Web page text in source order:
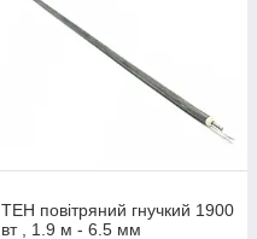
ТЕН повітряний гнучкий 1900
вт , 1.9 м - 6.5 мм